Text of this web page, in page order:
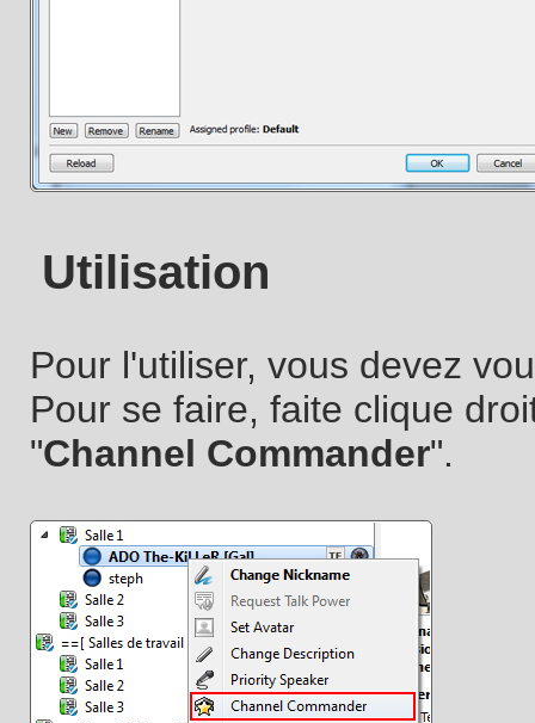
Utilisation
Pour l'utiliser, vous devez
Pour se faire, faite clique
"Channel Commander".